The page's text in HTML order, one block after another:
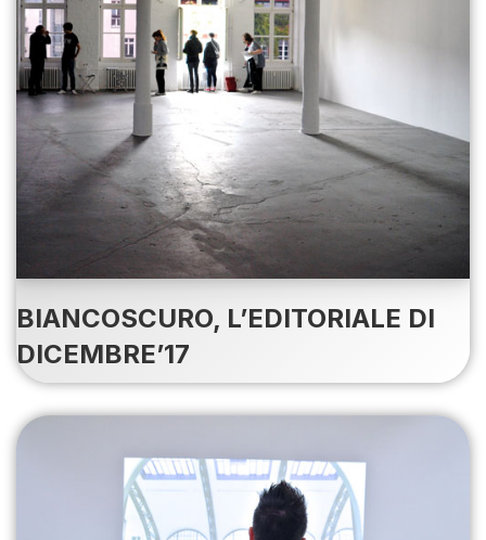
BIANCOSCURO, L’EDITORIALE DI
DICEMBRE’17